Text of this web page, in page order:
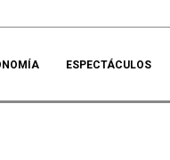
ESPECTÁCULOS